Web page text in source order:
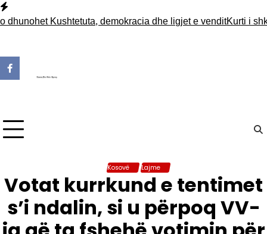
Skip
to
Kushtetuta, demokracia dhe ligjet e venditKurti i shkruan
Kosovë Lajme
Votat kurrkund e tentimet
s’i ndalin, si u përpoq VV-